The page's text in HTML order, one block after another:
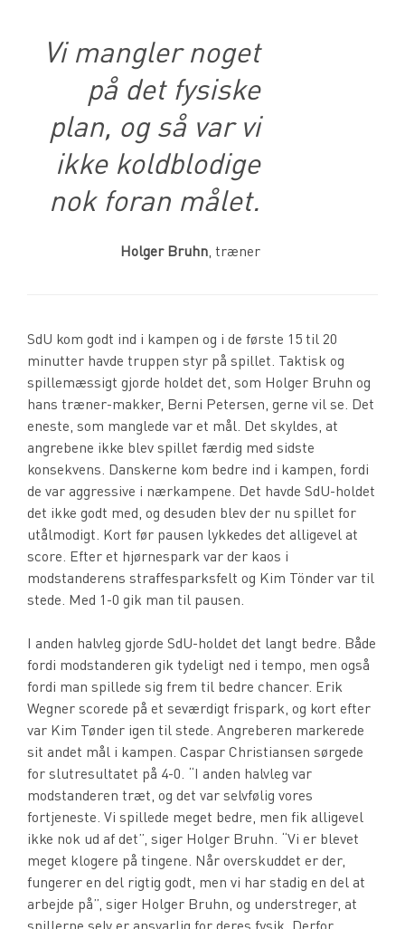
Vi mangler noget
på det fysiske
plan, og så var vi
ikke koldblodige
nok foran målet.
Holger Bruhn, træner
SdU kom godt ind i kampen og i de første 15 til 20
minutter havde truppen styr på spillet. Taktisk og
spillemæssigt gjorde holdet det, som Holger Bruhn og
hans træner-makker, Berni Petersen, gerne vil se. Det
eneste, som manglede var et mål. Det skyldes, at
angrebene ikke blev spillet færdig med sidste
konsekvens. Danskerne kom bedre ind i kampen, fordi
de var aggressive i nærkampene. Det havde SdU-holdet
det ikke godt med, og desuden blev der nu spillet for
utålmodigt. Kort før pausen lykkedes det alligevel at
score. Efter et hjørnespark var der kaos i
modstanderens straffesparksfelt og Kim Tönder var til
stede. Med 1-0 gik man til pausen.
I anden halvleg gjorde SdU-holdet det langt bedre. Både
fordi modstanderen gik tydeligt ned i tempo, men også
fordi man spillede sig frem til bedre chancer. Erik
Wegner scorede på et seværdigt frispark, og kort efter
var Kim Tønder igen til stede. Angreberen markerede
sit andet mål i kampen. Caspar Christiansen sørgede
for slutresultatet på 4-0. “I anden halvleg var
modstanderen træt, og det var selvfølig vores
fortjeneste. Vi spillede meget bedre, men fik alligevel
ikke nok ud af det”, siger Holger Bruhn. “Vi er blevet
meget klogere på tingene. Når overskuddet er der,
fungerer en del rigtig godt, men vi har stadig en del at
arbejde på”, siger Holger Bruhn, og understreger, at
spillerne selv er ansvarlig for deres fysik. Derfor,